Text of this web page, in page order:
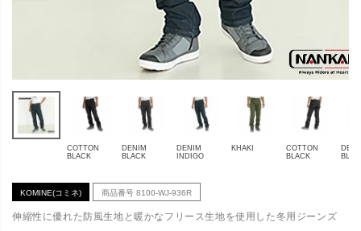
COTTON
BLACK
DENIM
BLACK
DENIM
INDIGO
KHAKI
COTTON
BLACK
KOMINE(コミネ) 商品番号 8100-WJ-936R
伸縮性に優れた防風生地と暖かなフリース生地を使用した冬用ジーンズ